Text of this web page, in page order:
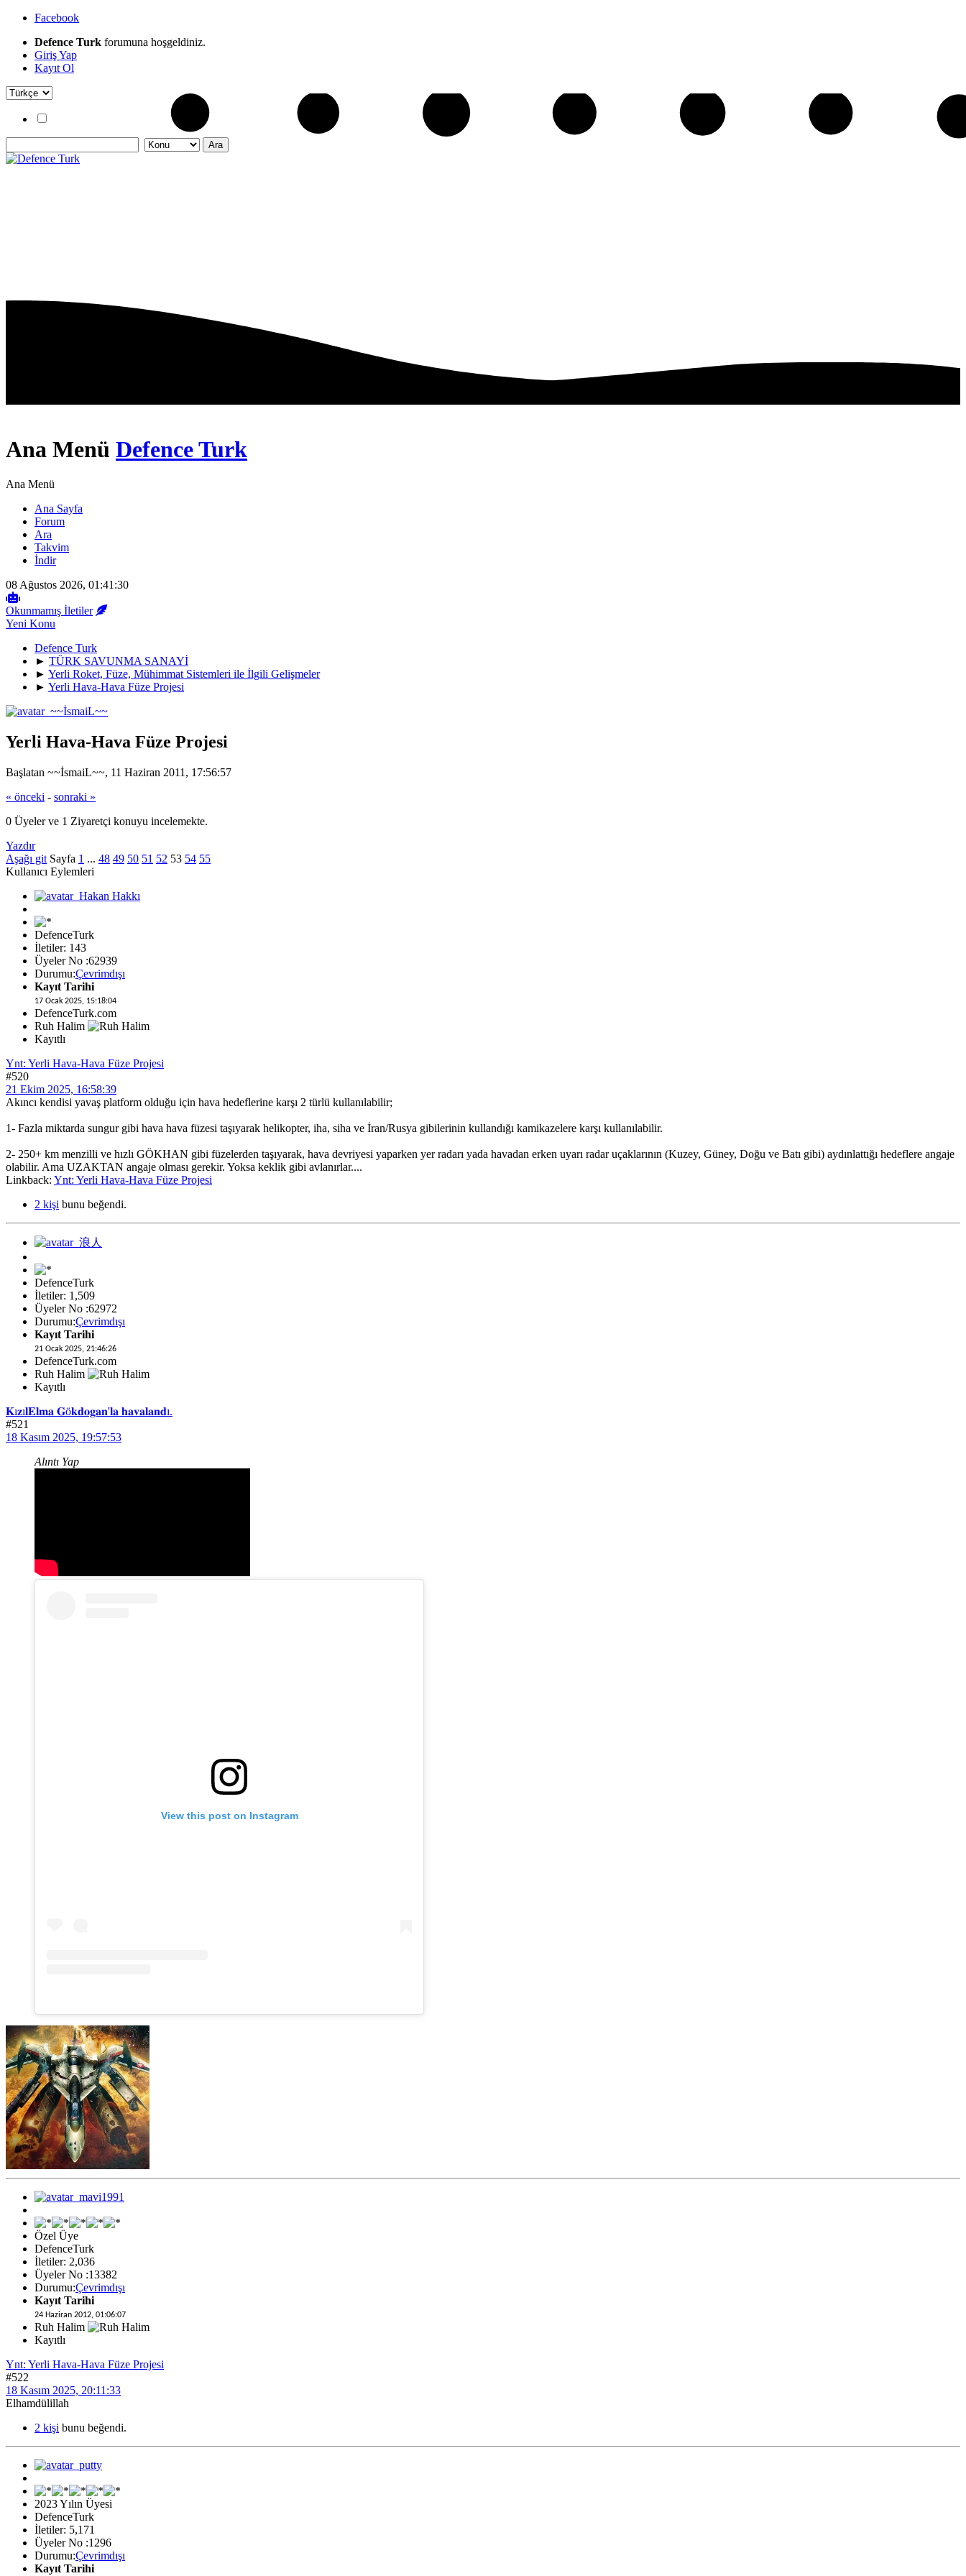
Facebook
Defence Turk forumuna hoşgeldiniz.
Giriş Yap
Kayıt Ol
Ana Menü Defence Turk
Ana Menü
Ana Sayfa
Forum
Ara
Takvim
İndir
08 Ağustos 2026, 01:41:30
Okunmamış İletiler
Yeni Konu
Defence Turk
► TÜRK SAVUNMA SANAYİ
► Yerli Roket, Füze, Mühimmat Sistemleri ile İlgili Gelişmeler
► Yerli Hava-Hava Füze Projesi
Yerli Hava-Hava Füze Projesi
Başlatan ~~İsmaiL~~, 11 Haziran 2011, 17:56:57
« önceki - sonraki »
0 Üyeler ve 1 Ziyaretçi konuyu incelemekte.
Yazdır
Aşağı git Sayfa 1 ... 48 49 50 51 52 53 54 55
Kullanıcı Eylemleri
DefenceTurk
İletiler: 143
Üyeler No :62939
Durumu:Çevrimdışı
Kayıt Tarihi
17 Ocak 2025, 15:18:04
DefenceTurk.com
Ruh Halim
Kayıtlı
Ynt: Yerli Hava-Hava Füze Projesi
#520
21 Ekim 2025, 16:58:39
Akıncı kendisi yavaş platform olduğu için hava hedeflerine karşı 2 türlü kullanılabilir;
1- Fazla miktarda sungur gibi hava hava füzesi taşıyarak helikopter, iha, siha ve İran/Rusya gibilerinin kullandığı kamikazelere karşı kullanılabilir.
2- 250+ km menzilli ve hızlı GÖKHAN gibi füzelerden taşıyarak, hava devriyesi yaparken yer radarı yada havadan erken uyarı radar uçaklarının (Kuzey, Güney, Doğu ve Batı gibi) aydınlattığı hedeflere angaje
olabilir. Ama UZAKTAN angaje olması gerekir. Yoksa keklik gibi avlanırlar....
Linkback: Ynt: Yerli Hava-Hava Füze Projesi
2 kişi bunu beğendi.
DefenceTurk
İletiler: 1,509
Üyeler No :62972
Durumu:Çevrimdışı
Kayıt Tarihi
21 Ocak 2025, 21:46:26
DefenceTurk.com
Ruh Halim
Kayıtlı
𝐊ı𝐳ı𝐥𝐄𝐥𝐦𝐚 𝐆ö𝐤𝐝𝐨𝐠𝐚𝐧'𝐥𝐚 𝐡𝐚𝐯𝐚𝐥𝐚𝐧𝐝ı.
#521
18 Kasım 2025, 19:57:53
Alıntı Yap
View this post on Instagram
Özel Üye
DefenceTurk
İletiler: 2,036
Üyeler No :13382
Durumu:Çevrimdışı
Kayıt Tarihi
24 Haziran 2012, 01:06:07
Ruh Halim
Kayıtlı
Ynt: Yerli Hava-Hava Füze Projesi
#522
18 Kasım 2025, 20:11:33
Elhamdülillah
2 kişi bunu beğendi.
2023 Yılın Üyesi
DefenceTurk
İletiler: 5,171
Üyeler No :1296
Durumu:Çevrimdışı
Kayıt Tarihi